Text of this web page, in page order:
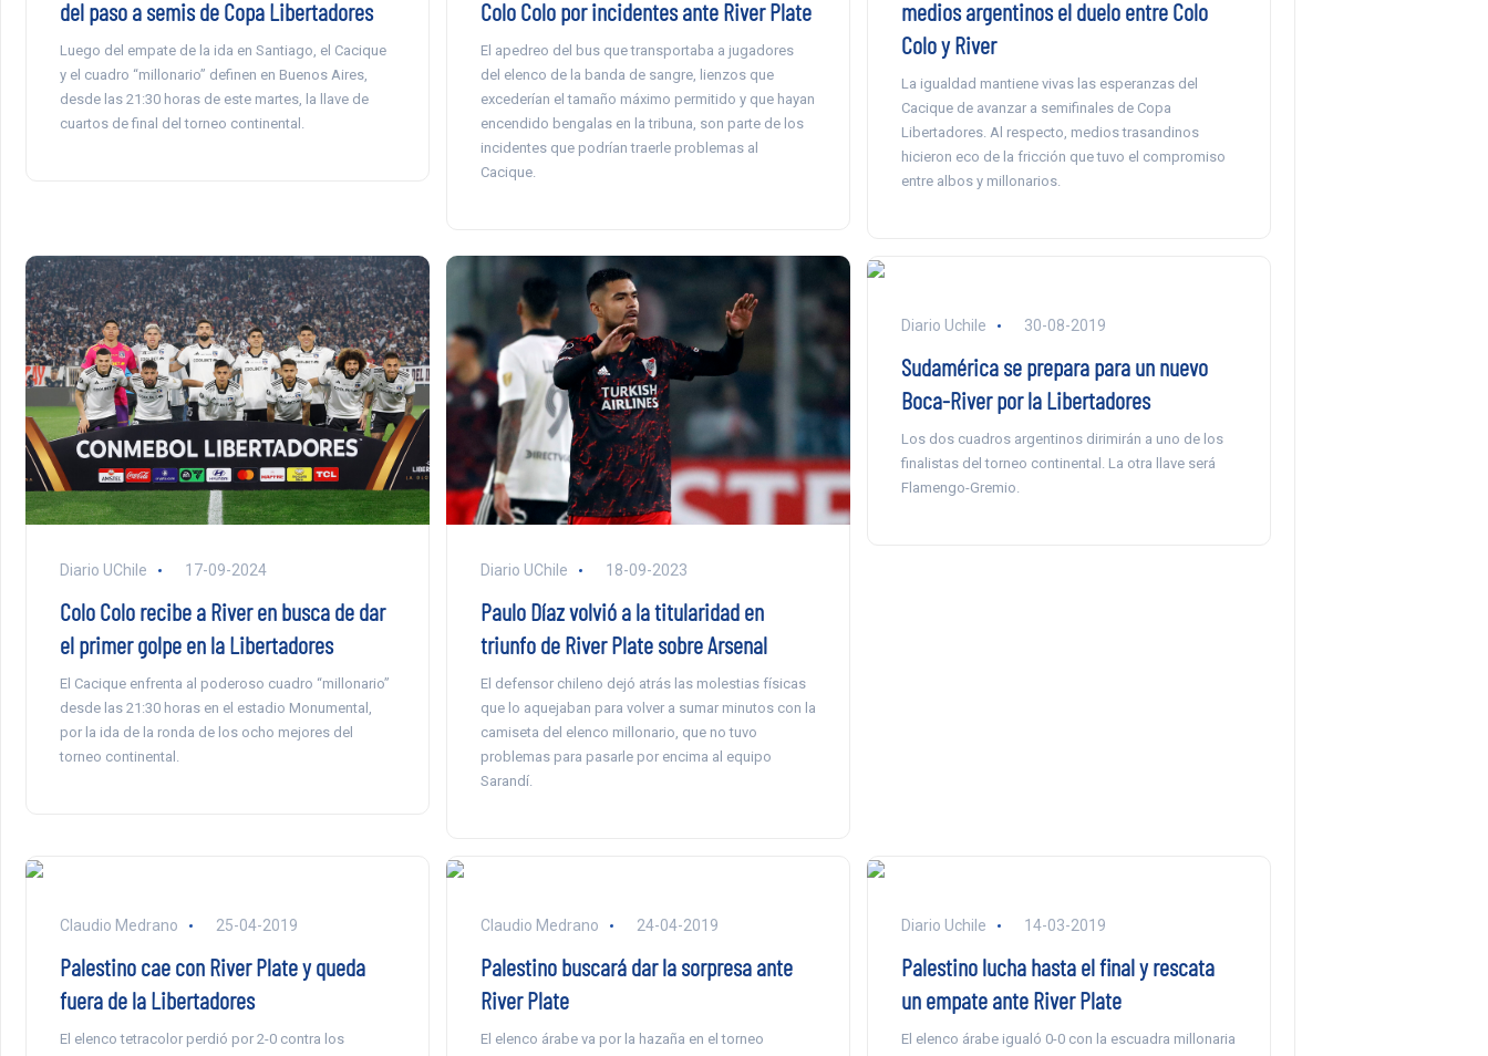
del paso a semis de Copa Libertadores
Luego del empate de la ida en Santiago, el Cacique
y el cuadro “millonario” definen en Buenos Aires,
desde las 21:30 horas de este martes, la llave de
cuartos de final del torneo continental.
Colo Colo por incidentes ante River Plate
El apedreo del bus que transportaba a jugadores
del elenco de la banda de sangre, lienzos que
excederían el tamaño máximo permitido y que hayan
encendido bengalas en la tribuna, son parte de los
incidentes que podrían traerle problemas al
Cacique.
medios argentinos el duelo entre Colo
Colo y River
La igualdad mantiene vivas las esperanzas del
Cacique de avanzar a semifinales de Copa
Libertadores. Al respecto, medios trasandinos
hicieron eco de la fricción que tuvo el compromiso
entre albos y millonarios.
Diario UChile 17-09-2024
Colo Colo recibe a River en busca de dar
el primer golpe en la Libertadores
El Cacique enfrenta al poderoso cuadro “millonario”
desde las 21:30 horas en el estadio Monumental,
por la ida de la ronda de los ocho mejores del
torneo continental.
Diario UChile 18-09-2023
Paulo Díaz volvió a la titularidad en
triunfo de River Plate sobre Arsenal
El defensor chileno dejó atrás las molestias físicas
que lo aquejaban para volver a sumar minutos con la
camiseta del elenco millonario, que no tuvo
problemas para pasarle por encima al equipo
Sarandí.
Diario Uchile 30-08-2019
Sudamérica se prepara para un nuevo
Boca-River por la Libertadores
Los dos cuadros argentinos dirimirán a uno de los
finalistas del torneo continental. La otra llave será
Flamengo-Gremio.
Claudio Medrano 25-04-2019
Palestino cae con River Plate y queda
fuera de la Libertadores
El elenco tetracolor perdió por 2-0 contra los
Claudio Medrano 24-04-2019
Palestino buscará dar la sorpresa ante
River Plate
El elenco árabe va por la hazaña en el torneo
Diario Uchile 14-03-2019
Palestino lucha hasta el final y rescata
un empate ante River Plate
El elenco árabe igualó 0-0 con la escuadra millonaria